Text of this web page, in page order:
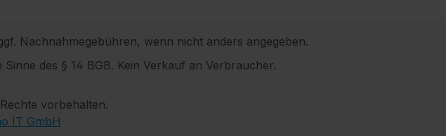
Nachnahmegebühren, wenn nicht anders angegeben.
des § 14 BGB. Kein Verkauf an Verbraucher.
vorbehalten.
IT GmbH